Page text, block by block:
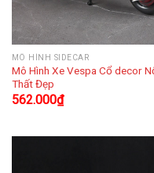
MÔ HÌNH SIDECAR
Mô Hình Xe Vespa Cổ decor
Thất Đẹp
562.000₫